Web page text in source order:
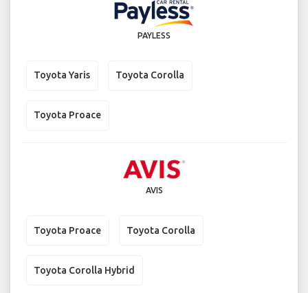
PAYLESS
Toyota Yaris Toyota Corolla
Toyota Proace
AVIS
Toyota Proace Toyota Corolla
Toyota Corolla Hybrid